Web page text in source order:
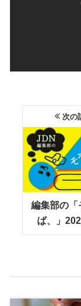
次の
編集部の「
ば、」